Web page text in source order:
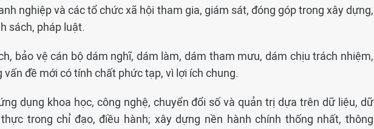
nghiệp và các tổ chức xã hội tham gia, giám sát, đóng góp trong xây dựng,
sách, pháp luật.
bảo vệ cán bộ dám nghĩ, dám làm, dám tham mưu, dám chịu trách nhiệm,
vấn đề mới có tính chất phức tạp, vì lợi ích chung.
dụng khoa học, công nghệ, chuyển đổi số và quản trị dựa trên dữ liệu, dữ
trong chỉ đạo, điều hành; xây dựng nền hành chính thống nhất, thông